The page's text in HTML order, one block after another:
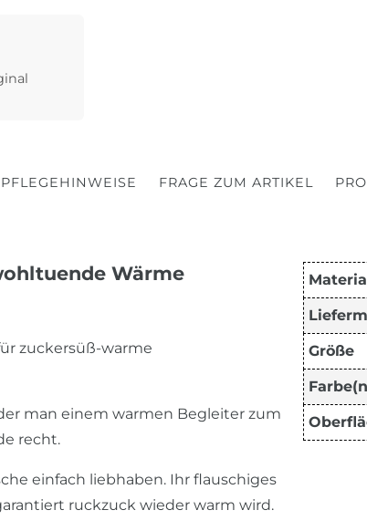
PFLEGEHINWEISE FRAGE ZUM ARTIKEL
Wärme
zuckersüß-warme
man einem warmen Begleiter zum
recht.
einfach liebhaben. Ihr flauschiges
ruckzuck wieder warm wird.
Größe